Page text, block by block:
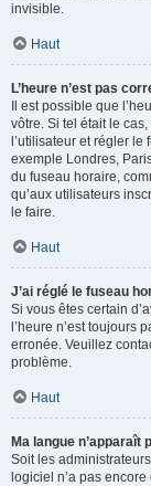
invisible.
Haut
L’heure n’est pas
Il est possible que
vôtre. Si tel était le
l’utilisateur et régler
exemple Londres,
du fuseau horaire,
qu’aux utilisateurs
le faire.
Haut
J’ai réglé le fuseau
Si vous êtes certain
l’heure n’est toujours
erronée. Veuillez
problème.
Haut
Ma langue n’apparaît
Soit les
logiciel n’a pas